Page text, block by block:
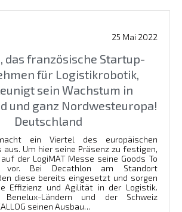
25 Mai 2022
das französische Startup-
für Logistikrobotik,
sein Wachstum in
und ganz Nordwesteuropa!
Deutschland
ein Viertel des europäischen
Um hier seine Präsenz zu festigen,
der LogiMAT Messe seine Goods To
vor. Bei Decathlon am Standort
diese bereits eingesetzt und sorgen
Effizienz und Agilität in der Logistik.
Ländern und der Schweiz
seinen Ausbau…